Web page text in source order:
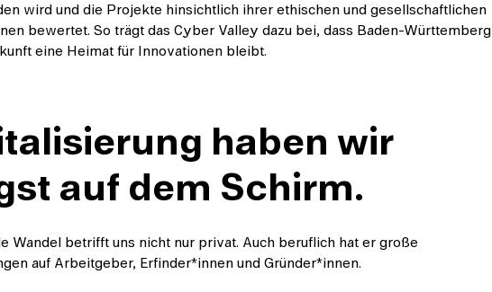
wird und die Projekte hinsichtlich ihrer ethischen und gesellschaftlichen
bewertet. So trägt das Cyber Valley dazu bei, dass Baden-Württemberg
eine Heimat für Innovationen bleibt.
haben wir
auf dem Schirm.
Wandel betrifft uns nicht nur privat. Auch beruflich hat er große
auf Arbeitgeber, Erfinder*innen und Gründer*innen.